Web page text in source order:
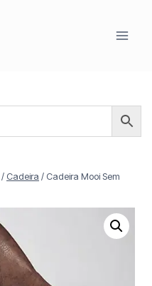
/ Cadeira / Cadeira Mooi Sem